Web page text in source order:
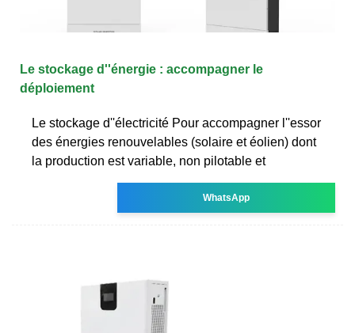
Le stockage d''énergie : accompagner le
déploiement
Le stockage d''électricité Pour accompagner l''essor
des énergies renouvelables (solaire et éolien) dont
la production est variable, non pilotable et
WhatsApp